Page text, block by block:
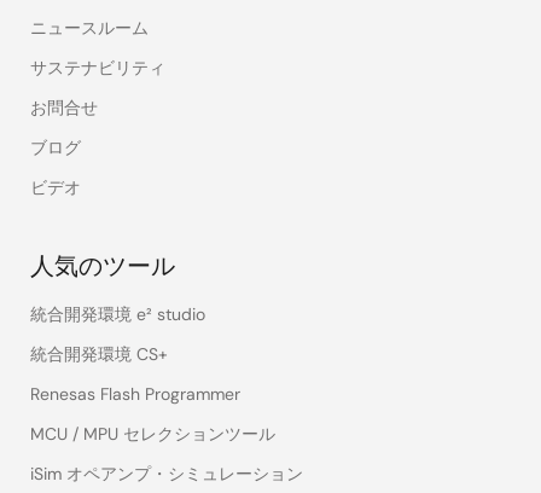
ニュースルーム
サステナビリティ
お問合せ
ブログ
ビデオ
人気のツール
統合開発環境 e² studio
統合開発環境 CS+
Renesas Flash Programmer
MCU / MPU セレクションツール
iSim オペアンプ・シミュレーション